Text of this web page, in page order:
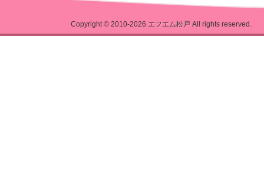
Copyright © 2010-2026 エフエム松戸 All rights reserved.